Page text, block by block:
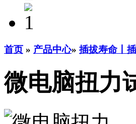
首页 » 产品中心» 插拔寿命丨
微电脑扭力